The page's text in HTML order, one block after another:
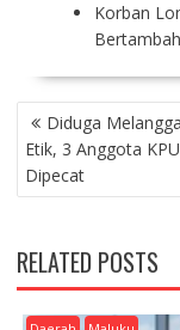
Korban
Bertambah
P
O
S
T
A
V
I
Diduga
Etik, 3 Anggota
Dipecat
RELATED POSTS